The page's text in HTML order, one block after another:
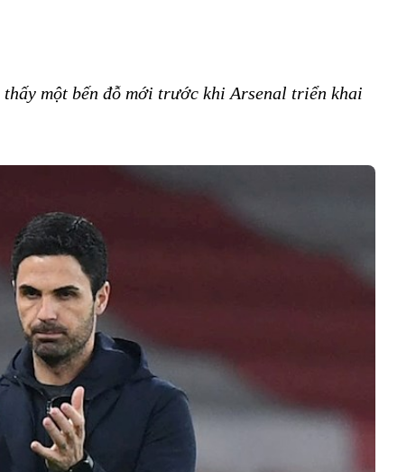
thấy một bến đỗ mới trước khi Arsenal triển khai